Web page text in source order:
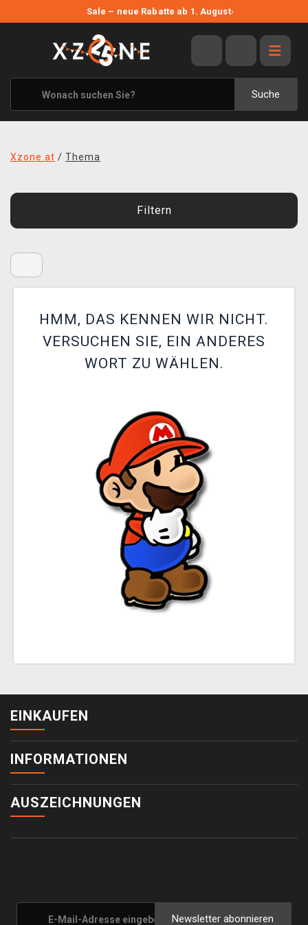
Sale – neue Rabatte ab 1. August›
Suche
ANGEBOTE
ALLE MARKEN
XZONE ORIGINALS
KLEIDUNG & ACCESSOIRES
BLOG
XZONE CLUB
Xzone.at / Thema
Filtern
HMM, DAS KENNEN WIR NICHT.
VERSUCHEN SIE, EIN ANDERES
WORT ZU WÄHLEN.
EINKAUFEN
INFORMATIONEN
AUSZEICHNUNGEN
Newsletter abonnieren